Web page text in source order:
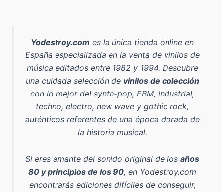
Yodestroy.com es la única tienda online en
España especializada en la venta de vinilos de
música editados entre 1982 y 1994. Descubre
una cuidada selección de vinilos de colección
con lo mejor del synth-pop, EBM, industrial,
techno, electro, new wave y gothic rock,
auténticos referentes de una época dorada de
la historia musical.
Si eres amante del sonido original de los años
80 y principios de los 90, en Yodestroy.com
encontrarás ediciones difíciles de conseguir,